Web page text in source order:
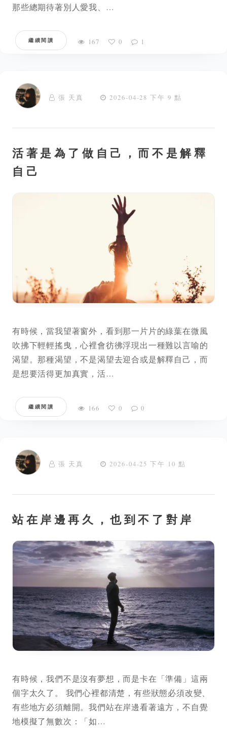
那些總期待著別人愛我、…
繼續閱讀 167 0 1
張 天真 2026-04-28 下午 9 點
活著是為了做自己，而不是解釋
自己
有時候，當我望著窗外，看到那一片片的綠葉在微風
吹拂下輕輕搖曳，心裡會彷彿浮現出一種難以言喻的
渴望。那種渴望，不是渴望去迎合或是解釋自己，而
是想要活得更加真實，活…
繼續閱讀 166 0 0
張 天真 2026-04-25 下午 10 點
站在岸邊再久，也到不了對岸
有時候，我們不是沒有夢想，而是卡在「準備」這兩
個字太久了。 我們心裡都清楚，有些狀態必須改變、
有些地方必須離開。我們站在岸邊看著遠方，不自覺
地模擬了無數次：「如…